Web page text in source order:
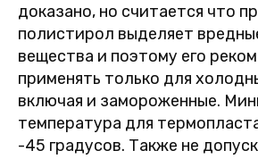
доказано, но считается что
полистирол выделяет
вещества и поэтому его
применять только для
включая и замороженные.
температура для
-45 градусов. Также не